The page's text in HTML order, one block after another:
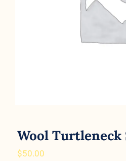
Wool
Wool Turtleneck
$50.00